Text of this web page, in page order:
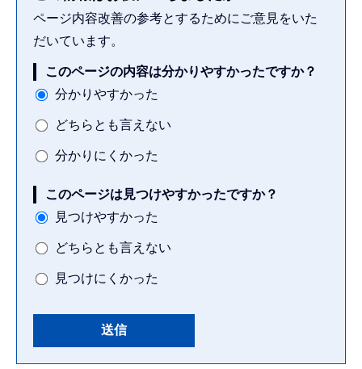
ページ内容改善の参考とするためにご意見をいた
だいています。
このページの内容は分かりやすかったですか？
分かりやすかった
どちらとも言えない
分かりにくかった
このページは見つけやすかったですか？
見つけやすかった
どちらとも言えない
見つけにくかった